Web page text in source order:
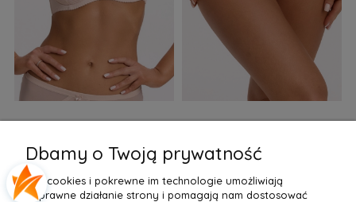
155,99 zł
Do Koszyka »
77,99 zł
Do Koszyka »
Dbamy o Twoją prywatność
Pliki cookies i pokrewne im technologie umożliwiają
poprawne działanie strony i pomagają nam dostosować